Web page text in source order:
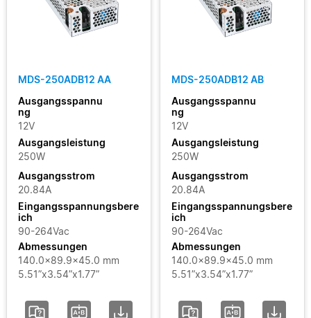
Ausgangsleistung
Ausgangsstrom
Eingangsspannungsbereich
Zertifikate
Bereich
Status
löschen
MDS-250ADB12 AA
Ausgangsspannu
ng
12V
Ausgangsleistung
250W
Ausgangsstrom
20.84A
Eingangsspannungsbere
ich
90-264Vac
Abmessungen
140.0x89.9x45.0 mm
5.51”x3.54”x1.77”
MDS-250ADB12 AB
Ausgangsspannu
ng
12V
Ausgangsleistung
250W
Ausgangsstrom
20.84A
Eingangsspannungsbere
ich
90-264Vac
Abmessungen
140.0x89.9x45.0 mm
5.51”x3.54”x1.77”